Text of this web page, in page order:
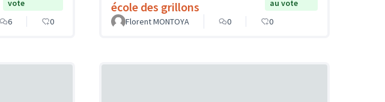
vote
6 0
école des grillons
au vote
Florent MONTOYA
0 0